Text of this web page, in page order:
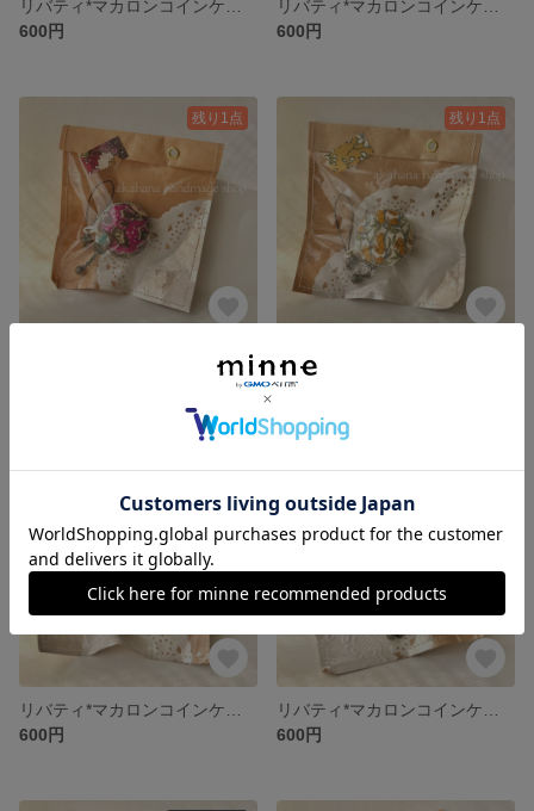
600円
600円
残り1点
リバティ*マカロンコインケース
残り1点
600円
残り1点
600円
残り1点
600円